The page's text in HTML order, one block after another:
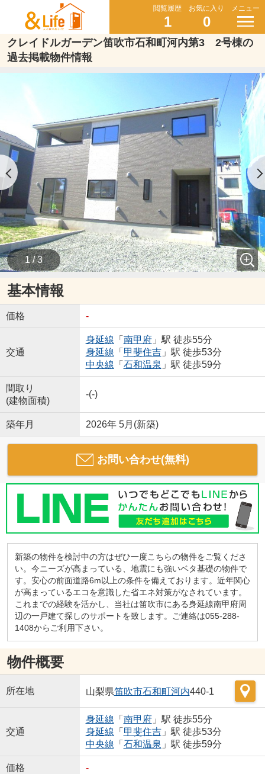
閲覧履歴
1
お気に入り
0
メニュー
クレイドルガーデン笛吹市石和町河内第3 2号棟の
過去掲載物件情報
1 / 3
基本情報
価格 -
交通
身延線 「 南甲府」駅 徒歩55分
身延線 「 甲斐住吉」駅 徒歩53分
中央線 「 石和温泉 」駅 徒歩59分
間取り
(建物面積)
-(-)
築年月 2026年 5月(新築)
お問い合わせ(無料)
新築の物件を検討中の方はぜひ一度こちらの物件をご覧くださ
い。今ニーズが高まっている、地震にも強いベタ基礎の物件で
す。安心の前面道路6m以上の条件を備えております。近年関心
が高まっているエコを意識した省エネ対策がなされています。
これまでの経験を活かし、当社は笛吹市にある身延線南甲府周
辺の一戸建て探しのサポートを致します。ご連絡は055-288-
1408からご利用下さい。
物件概要
所在地 山梨県笛吹市石和町河内440-1
交通
身延線 「 南甲府」駅 徒歩55分
身延線 「 甲斐住吉」駅 徒歩53分
中央線 「 石和温泉 」駅 徒歩59分
価格 -